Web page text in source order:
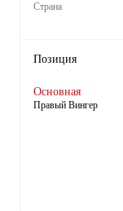
Страна
Позиция
Основная
Правый Вингер